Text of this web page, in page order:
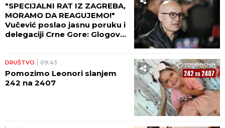
"SPECIJALNI RAT IZ ZAGREBA,
MORAMO DA REAGUJEMO!"
Vučević poslao jasnu poruku i
delegaciji Crne Gore: Glogov
DRUŠTVO 09:43
Pomozimo Leonori slanjem
242 na 2407